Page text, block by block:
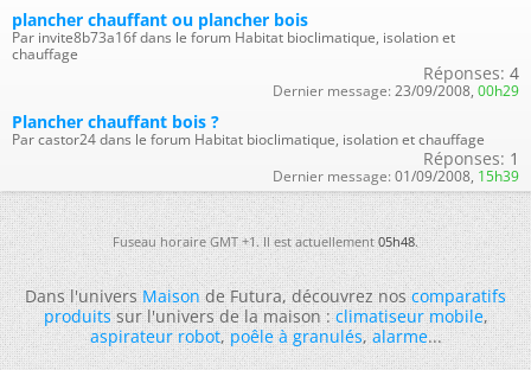
plancher chauffant ou plancher bois
Par invite8b73a16f dans le forum Habitat bioclimatique, isolation et
chauffage
Réponses: 4
Dernier message: 23/09/2008, 00h29
Plancher chauffant bois ?
Par castor24 dans le forum Habitat bioclimatique, isolation et chauffage
Réponses: 1
Dernier message: 01/09/2008, 15h39
Fuseau horaire GMT +1. Il est actuellement05h48.
Dans l'universMaisonde Futura, découvrez noscomparatifs
produitssur l'univers de la maison :climatiseur mobile,
aspirateur robot,poêle à granulés,alarme...